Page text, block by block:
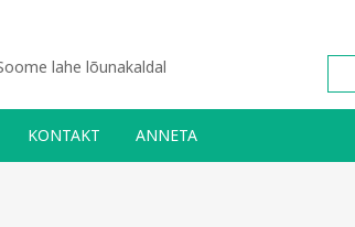
lahe lõunakaldal
KONTAKT ANNETA